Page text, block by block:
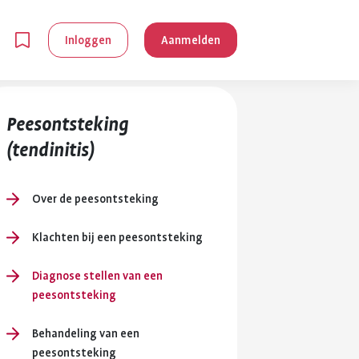
is
om je
Inloggen Aanmelden
Peesontsteking
(tendinitis)
Over de peesontsteking
Klachten bij een peesontsteking
Diagnose stellen van een
peesontsteking
Behandeling van een
peesontsteking